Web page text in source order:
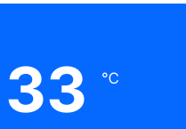
33 ℃